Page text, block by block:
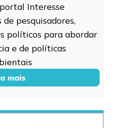
Interesse
pesquisadores,
políticos para abordar
e de políticas
mais